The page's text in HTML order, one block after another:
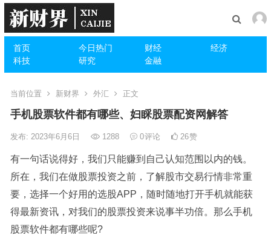
首页 今日热门 财经
经济
科技
研究 金融
当前位置 新财界 外汇 正文
手机股票软件都有哪些、妇睬股票配资网解答
发布: 2023年6月6日 1288 0评论 26赞
有一句话说得好，我们只能赚到自己认知范围以内的钱。
所在，我们在做股票投资之前，了解股市交易行情非常重
要，选择一个好用的选股APP，随时随地打开手机就能获
得最新资讯，对我们的股票投资来说事半功倍。那么手机
股票软件都有哪些呢?